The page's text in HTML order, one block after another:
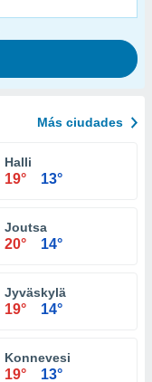
Más ciudades
Halli
19° 13°
Joutsa
20° 14°
Jyväskylä
19° 14°
Konnevesi
19° 13°